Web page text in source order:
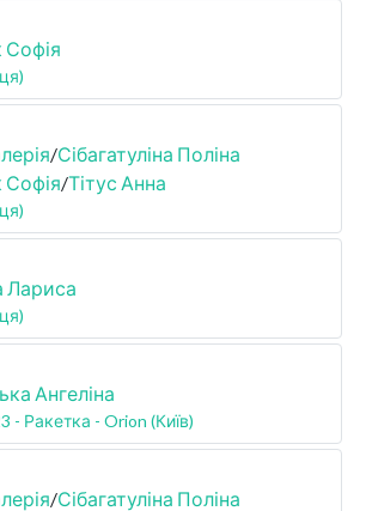
Софія
/Сібагатуліна Поліна
Софія/Тітус Анна
Лариса
Ангеліна
- Orion (Київ)
/Сібагатуліна Поліна